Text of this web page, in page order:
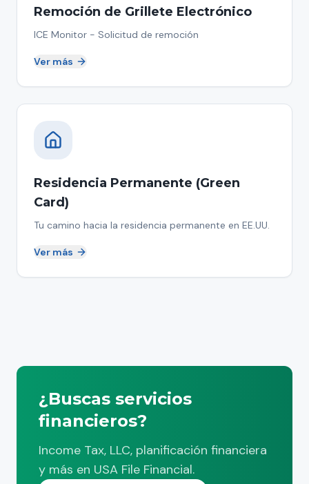
Remoción de Grillete Electrónico
ICE Monitor - Solicitud de remoción
Ver más
Residencia Permanente (Green
Card)
Tu camino hacia la residencia permanente en EE.UU.
Ver más
¿Buscas servicios
financieros?
Income Tax, LLC, planificación financiera
y más en USA File Financial.